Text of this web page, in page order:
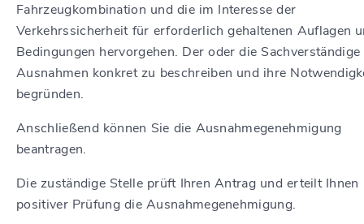
Fahrzeugkombination und die im Interesse der
Verkehrssicherheit für erforderlich gehaltenen Auflagen
Bedingungen hervorgehen. Der oder die
Ausnahmen konkret zu beschreiben und ihre
begründen.
Anschließend können Sie die Ausnahmegenehmigung
beantragen.
Die zuständige Stelle prüft Ihren Antrag und erteilt Ihnen
positiver Prüfung die Ausnahmegenehmigung.